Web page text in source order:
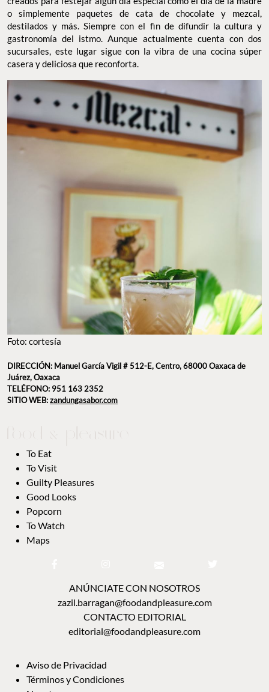
o simplemente paquetes de cata de chocolate y mezcal,
destilados y más. Siempre con el fin de difundir la cultura y
gastronomía del istmo. Aunque actualmente cuenta con dos
sucursales, este lugar sigue con la vibra de una cocina súper
casera y deliciosa que reconforta.
Foto: cortesía
DIRECCIÓN: Manuel García Vigil # 512-E, Centro, 68000 Oaxaca de
Juárez, Oaxaca
TELÉFONO: 951 163 2352
SITIO WEB:zandungasabor.com
To Eat
To Visit
Guilty Pleasures
Good Looks
Popcorn
To Watch
Maps
ANÚNCIATE CON NOSOTROS
zazil.barragan@foodandpleasure.com
CONTACTO EDITORIAL
editorial@foodandpleasure.com
Aviso de Privacidad
Términos y Condiciones